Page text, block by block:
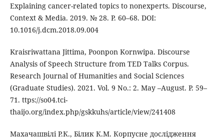
Explaining cancer-related topics to nonexperts. Discourse,
Context & Media. 2019. № 28. P. 60–68. DOI:
10.1016/j.dcm.2018.09.004
Kraisriwattana Jittima, Poonpon Kornwipa. Discourse
Analysis of Speech Structure from TED Talks Corpus.
Research Journal of Humanities and Social Sciences
(Graduate Studies). 2021. Vol. 9 No.: 2. May –August. Р. 59–
71. ttps://so04.tci-
thaijo.org/index.php/gskkuhs/article/view/241408
Махачашвілі Р.К., Білик К.М. Корпусне дослідження